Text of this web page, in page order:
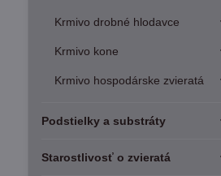
Krmivo drobné hlodavce
Krmivo kone
Krmivo hospodárske zvieratá
Podstielky a substráty
Starostlivosť o zvieratá